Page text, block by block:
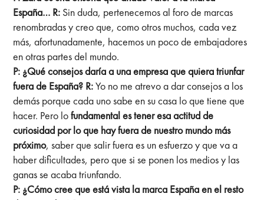
España… R: Sin duda, pertenecemos al foro de marcas
renombradas y creo que, como otros muchos, cada vez
más, afortunadamente, hacemos un poco de embajadores
en otras partes del mundo.
P: ¿Qué consejos daría a una empresa que quiera triunfar
fuera de España? R:Yo no me atrevo a dar consejos a los
demás porque cada uno sabe en su casa lo que tiene que
hacer. Pero lofundamental es tener esa actitud de
curiosidad por lo que hay fuera de nuestro mundo más
próximo, saber que salir fuera es un esfuerzo y que va a
haber dificultades, pero que si se ponen los medios y las
ganas se acaba triunfando.
P: ¿Cómo cree que está vista la marca España en el resto